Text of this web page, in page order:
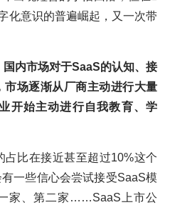
化意识的普遍崛起，又一次带
国内市场对于SaaS的认知、接
场逐渐从厂商主动进行大量
开始主动进行自我教育、学
比在接近甚至超过10%这个
一些信心会尝试接受SaaS模
家、第二家……SaaS上市公